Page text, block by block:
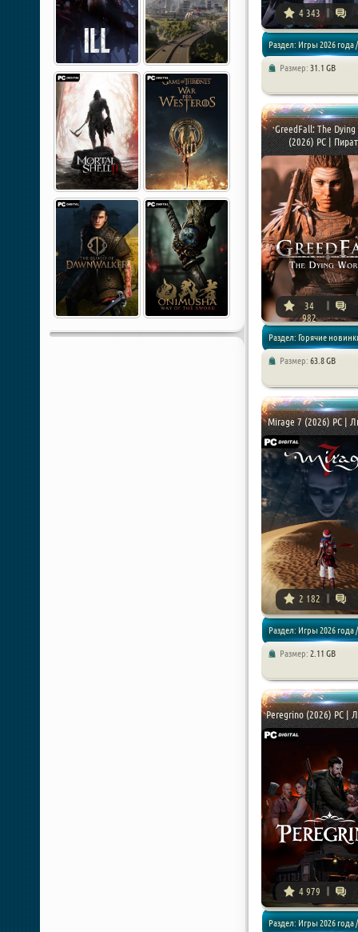
4 343
Раздел: Игры 2026 года /
Размер: 31.1 GB
GreedFall: The
(2026) PC |
34
982
Раздел: Горячие
Размер: 63.8 GB
Mirage 7 (2026) PC |
2 182
Раздел: Игры 2026 года /
Размер: 2.11 GB
Peregrino (2026) PC |
4 979
Раздел: Игры 2026 года /